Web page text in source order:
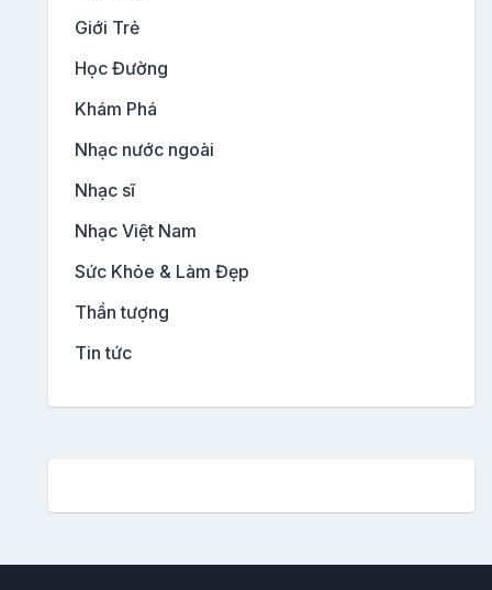
Giới Trẻ
Học Đường
Khám Phá
Nhạc nước ngoài
Nhạc sĩ
Nhạc Việt Nam
Sức Khỏe & Làm Đẹp
Thần tượng
Tin tức